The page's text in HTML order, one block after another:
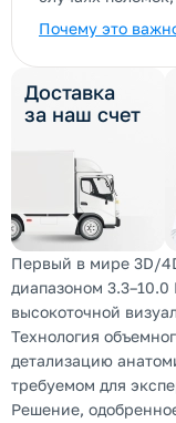
Почему это
Доставка
за наш счет
Первый в мире 3D/
диапазоном
высокоточной
Технология
детализацию
требуемом для
Решение,